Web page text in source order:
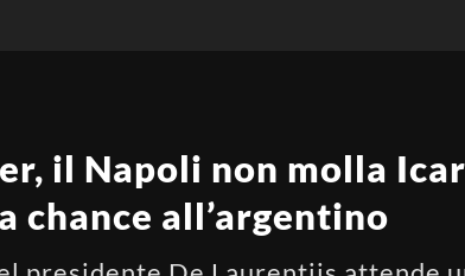
il Napoli non molla
chance all’argentino